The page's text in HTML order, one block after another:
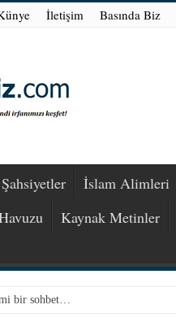
İletişim Basında Biz
İslam Alimleri
Kaynak Metinler
bir sohbet…